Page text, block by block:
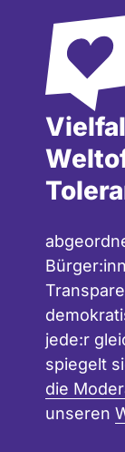
jede:r
spiegelt
die
unseren